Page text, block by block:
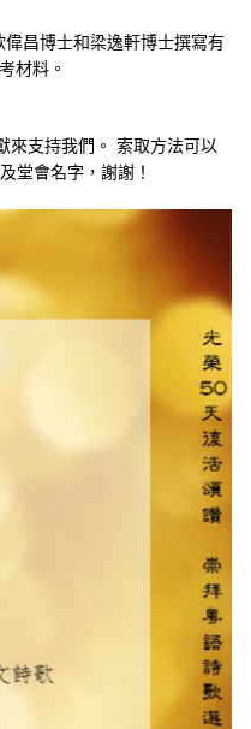
昌博士和梁逸軒博士撰寫有
材料。
來支持我們。 索取方法可以
堂會名字，謝謝！